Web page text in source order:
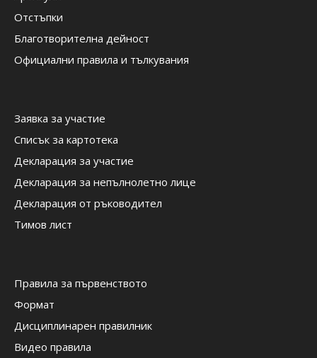
Отстъпки
Благотворителна дейност
Официални правила и тълкувания
Заявка за участие
Списък за картотека
Декларация за участие
Декларация за непълнолетно лице
Декларация от ръководител
Тимов лист
Правила за първенството
Формат
Дисциплинарен правилник
Видео правила